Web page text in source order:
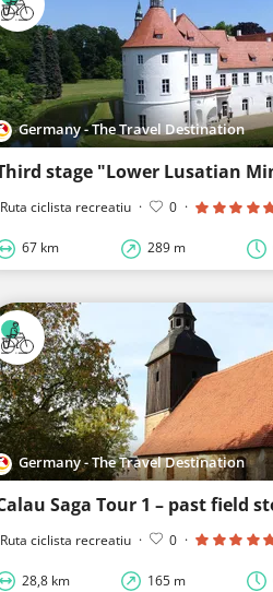
Germany - The Travel Destination
Ruta ciclista recreatiu · 0 ·
67 km 289 m
Germany - The Travel Destination
Ruta ciclista recreatiu · 0 ·
28,8 km 165 m